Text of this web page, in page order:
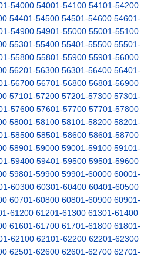
54000 54001-54100 54101-54200
54401-54500 54501-54600 54601-
54900 54901-55000 55001-55100
55301-55400 55401-55500 55501-
55800 55801-55900 55901-56000
56201-56300 56301-56400 56401-
56700 56701-56800 56801-56900
57101-57200 57201-57300 57301-
57600 57601-57700 57701-57800
58001-58100 58101-58200 58201-
58500 58501-58600 58601-58700
58901-59000 59001-59100 59101-
59400 59401-59500 59501-59600
59801-59900 59901-60000 60001-
60300 60301-60400 60401-60500
60701-60800 60801-60900 60901-
61200 61201-61300 61301-61400
61601-61700 61701-61800 61801-
62100 62101-62200 62201-62300
62501-62600 62601-62700 62701-